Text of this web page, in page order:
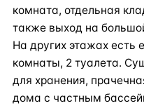
комната, отдельная
также выход на
На других этажах есть
комнаты, 2 туалета.
для хранения,
дома с частным